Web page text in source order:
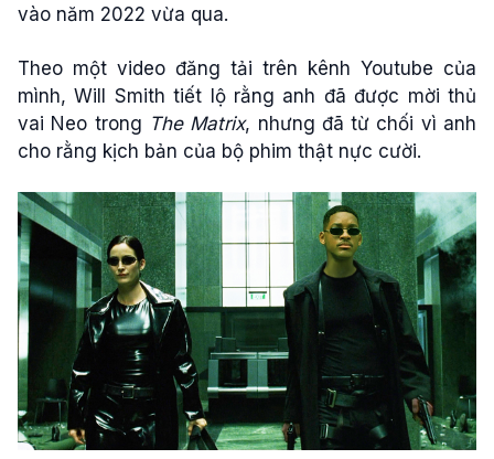
vào năm 2022 vừa qua.
Theo một video đăng tải trên kênh Youtube của
mình, Will Smith tiết lộ rằng anh đã được mời thủ
vai Neo trong The Matrix, nhưng đã từ chối vì anh
cho rằng kịch bản của bộ phim thật nực cười.